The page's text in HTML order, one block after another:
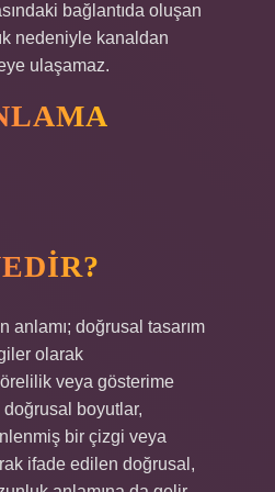
bağlantıda oluşan
nedeniyle kanaldan
ulaşamaz.
anlamı; doğrusal tasarım
olarak
veya gösterime
doğrusal boyutlar,
bir çizgi veya
ifade edilen doğrusal,